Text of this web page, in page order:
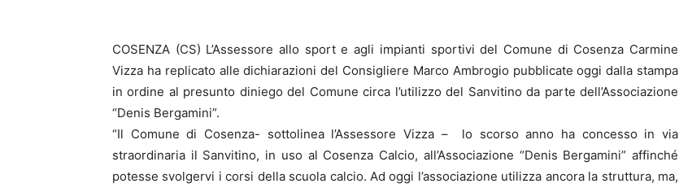
COSENZA (CS) L’Assessore allo sport e agli impianti sportivi del Comune di Cosenza Carmine
Vizza ha replicato alle dichiarazioni del Consigliere Marco Ambrogio pubblicate oggi dalla stampa
in ordine al presunto diniego del Comune circa l’utilizzo del Sanvitino da parte dell’Associazione
“Denis Bergamini”.
“Il Comune di Cosenza- sottolinea l’Assessore Vizza – lo scorso anno ha concesso in via
straordinaria il Sanvitino, in uso al Cosenza Calcio, all’Associazione “Denis Bergamini” affinché
potesse svolgervi i corsi della scuola calcio. Ad oggi l’associazione utilizza ancora la struttura, ma,